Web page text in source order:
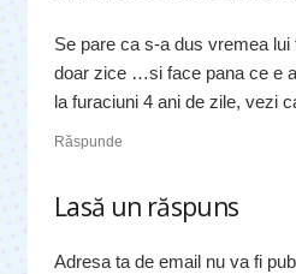
Se pare ca s-a dus vremea
doar zice …si face pana ce e
la furaciuni 4 ani de zile, vezi
Răspunde
Lasă un răspuns
Adresa ta de email nu va fi